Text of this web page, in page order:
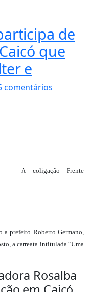
de
que
e
comentários
A coligação Frente
a prefeito Roberto Germano,
a carreata intitulada “Uma
Rosalba